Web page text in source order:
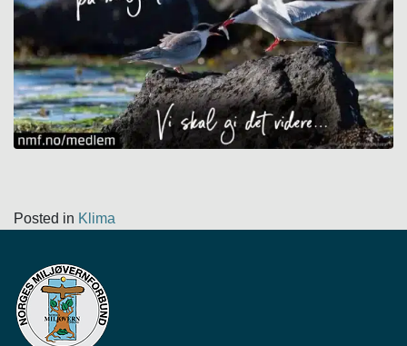
Posted in Klima